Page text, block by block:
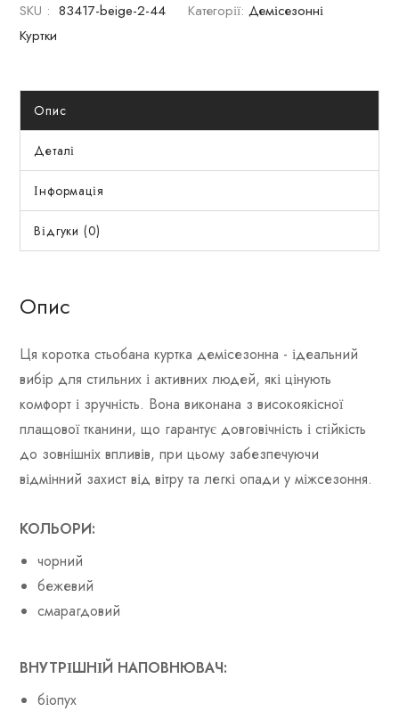
SKU : 83417-beige-2-44 Категорії: Демісезонні
Куртки
Опис
Деталі
Інформація
Відгуки (0)
Опис
Ця коротка стьобана куртка демісезонна - ідеальний
вибір для стильних і активних людей, які цінують
комфорт і зручність. Вона виконана з високоякісної
плащової тканини, що гарантує довговічність і стійкість
до зовнішніх впливів, при цьому забезпечуючи
відмінний захист від вітру та легкі опади у міжсезоння.
КОЛЬОРИ:
чорний
бежевий
смарагдовий
ВНУТРІШНІЙ НАПОВНЮВАЧ:
біопух